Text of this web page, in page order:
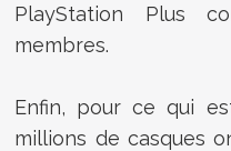
PlayStation Plus
membres.
Enfin, pour ce qui
millions de casques